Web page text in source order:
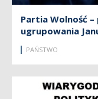
Partia Wolność
ugrupowania
PAŃSTWO